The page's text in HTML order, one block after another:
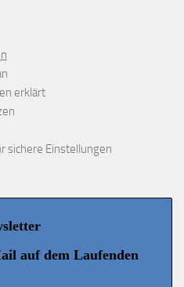
erklärt
sichere Einstellungen
auf dem Laufenden